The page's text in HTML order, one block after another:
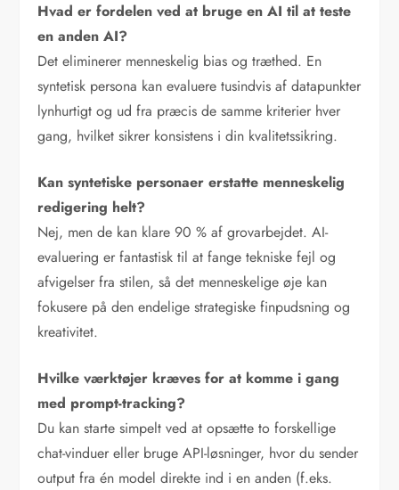
Hvad er fordelen ved at bruge en AI til at teste
en anden AI?
Det eliminerer menneskelig bias og træthed. En
syntetisk persona kan evaluere tusindvis af datapunkter
lynhurtigt og ud fra præcis de samme kriterier hver
gang, hvilket sikrer konsistens i din kvalitetssikring.
Kan syntetiske personaer erstatte menneskelig
redigering helt?
Nej, men de kan klare 90 % af grovarbejdet. AI-
evaluering er fantastisk til at fange tekniske fejl og
afvigelser fra stilen, så det menneskelige øje kan
fokusere på den endelige strategiske finpudsning og
kreativitet.
Hvilke værktøjer kræves for at komme i gang
med prompt-tracking?
Du kan starte simpelt ved at opsætte to forskellige
chat-vinduer eller bruge API-løsninger, hvor du sender
output fra én model direkte ind i en anden (f.eks.